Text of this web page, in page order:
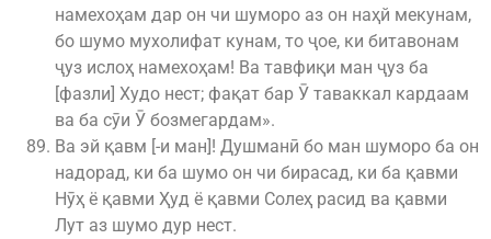
намехоҳам дар он чи шуморо аз он наҳй мекунам,
бо шумо мухолифат кунам, то ҷое, ки битавонам
ҷуз ислоҳ намехоҳам! Ва тавфиқи ман ҷуз ба
[фазли] Худо нест; фақат бар Ӯ таваккал кардаам
ва ба сӯи Ӯ бозмегардам».
Ва эй қавм [-и ман]! Душманӣ бо ман шуморо ба он
надорад, ки ба шумо он чи бирасад, ки ба қавми
Нӯҳ ё қавми Ҳуд ё қавми Солеҳ расид ва қавми
Лут аз шумо дур нест.